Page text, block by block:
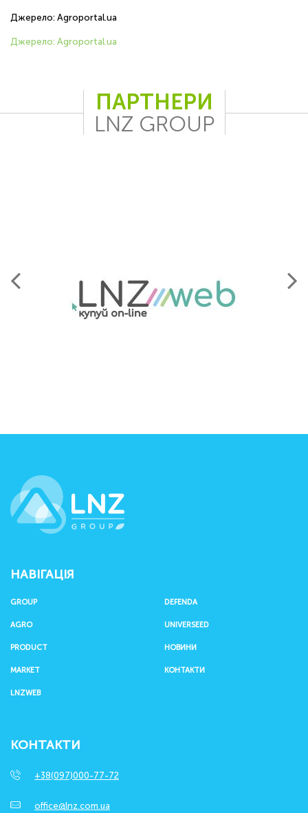
Джерело: Аgroportal.uа
Джерело: Аgroportal.uа
ПАРТНЕРИ
LNZ GROUP
НАВІГАЦІЯ
GROUP
AGRO
PRODUCT
MARKET
DEFENDA
UNIVERSEED
НОВИНИ
КОНТАКТИ
LNZWEB
КОНТАКТИ
+38(097)000-77-72
office@lnz.com.ua